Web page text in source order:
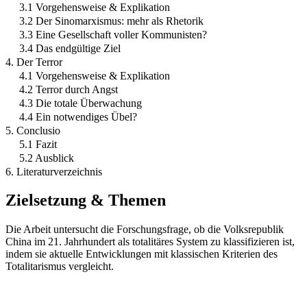
3.1 Vorgehensweise & Explikation
3.2 Der Sinomarxismus: mehr als Rhetorik
3.3 Eine Gesellschaft voller Kommunisten?
3.4 Das endgültige Ziel
4. Der Terror
4.1 Vorgehensweise & Explikation
4.2 Terror durch Angst
4.3 Die totale Überwachung
4.4 Ein notwendiges Übel?
5. Conclusio
5.1 Fazit
5.2 Ausblick
6. Literaturverzeichnis
Zielsetzung & Themen
Die Arbeit untersucht die Forschungsfrage, ob die Volksrepublik
China im 21. Jahrhundert als totalitäres System zu klassifizieren ist,
indem sie aktuelle Entwicklungen mit klassischen Kriterien des
Totalitarismus vergleicht.